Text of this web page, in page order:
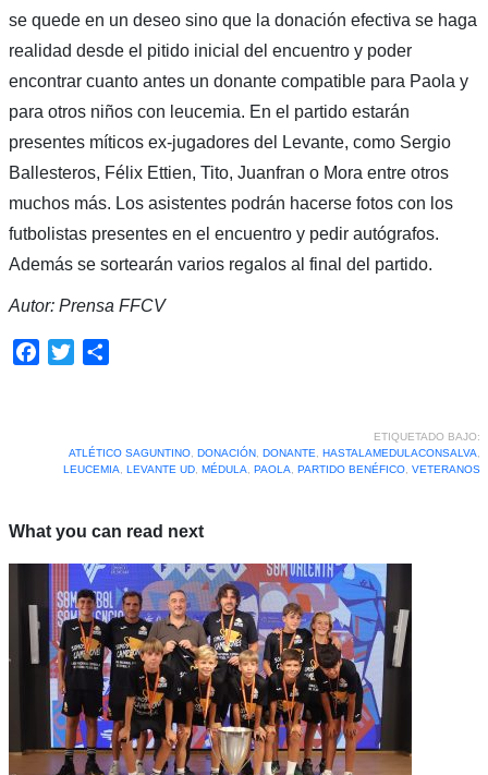
se quede en un deseo sino que la donación efectiva se haga
realidad desde el pitido inicial del encuentro y poder
encontrar cuanto antes un donante compatible para Paola y
para otros niños con leucemia. En el partido estarán
presentes míticos ex-jugadores del Levante, como Sergio
Ballesteros, Félix Ettien, Tito, Juanfran o Mora entre otros
muchos más. Los asistentes podrán hacerse fotos con los
futbolistas presentes en el encuentro y pedir autógrafos.
Además se sortearán varios regalos al final del partido.
Autor: Prensa FFCV
Facebook
Twitter
ETIQUETADO BAJO:
ATLÉTICO SAGUNTINO, DONACIÓN, DONANTE HASTALAMEDULACONSALVA
LEUCEMIA
LEVANTE UD, MÉDULA PAOLA PARTIDO BENÉFICO, VETERANOS
What you can read next